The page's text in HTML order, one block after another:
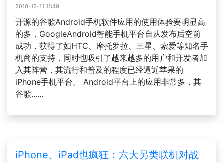
2010-12-11 11:49
开源的谷歌Android手机软件应用的使用体验要明显高
的多，GoogleAndroid智能手机平台自从发布后空前
成功，获得了如HTC、摩托罗拉、三星、索爱等知名手
机商的支持，同时也吸引了越来越多的用户和开发者加
入其阵营，其流行和普及的程度已经逼近苹果的
iPhone手机平台。 Android平台上的应用非常多，其
谷歌......
iPhone、iPad也疯狂：六大另类联机对战